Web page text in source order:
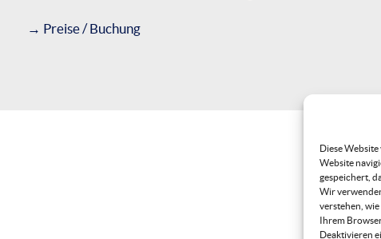
Diese
Website
gespeichert,
Wir
verstehen,
Ihrem
Deaktivieren
→ Preise / Buchung